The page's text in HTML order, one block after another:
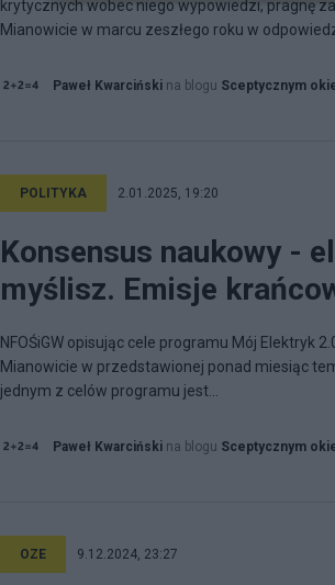
krytycznych wobec niego wypowiedzi, pragnę
Mianowicie w marcu zeszłego roku w
Paweł Kwarciński na blogu Sceptycznym
POLITYKA 2.01.2025, 19:20
Konsensus naukowy -
myślisz. Emisje
NFOŚiGW opisując cele programu Mój Elektryk
Mianowicie w przedstawionej ponad miesiąc
jednym z celów programu jest...
Paweł Kwarciński na blogu Sceptycznym
OZE 9.12.2024, 23:27